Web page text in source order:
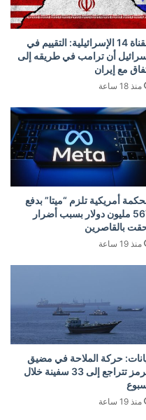
القناة 14 الإسرائيلية: التقييم في
أن ترامب في طريقه إلى
مع إيران
منذ 18 ساعة
أمريكية تلزم “ميتا” بدفع
567 مليون دولار بسبب أضرار
بالقاصرين
منذ 19 ساعة
حركة الملاحة في مضيق
هرمز تتراجع إلى 33 سفينة خلال
منذ 19 ساعة